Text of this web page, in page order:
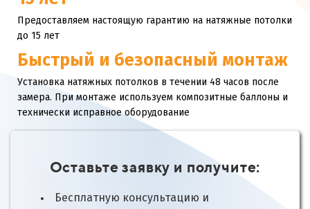
Предоставляем настоящую гарантию на натяжные потолки
до 15 лет
Быстрый и безопасный монтаж
Установка натяжных потолков в течении 48 часов после
замера. При монтаже используем композитные баллоны и
технически исправное оборудование
Оставьте заявку и получите:
Бесплатную консультацию и